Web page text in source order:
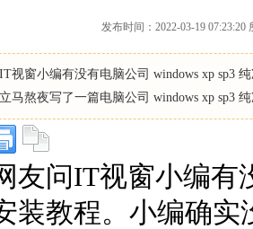
发布时间：2022-03-19
视窗小编有没有电脑公司 windows xp sp3
马熬夜写了一篇电脑公司 windows xp sp3
问IT视窗小编有
装教程。小编确